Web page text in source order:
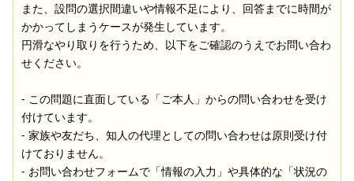
また、設問の選択間違いや情報不足により、回答までに時間が
かかってしまうケースが発生しています。
円滑なやり取りを行うため、以下をご確認のうえでお問い合わ
せください。
- この問題に直面している「ご本人」からの問い合わせを受け
付けています。
- 家族や友だち、知人の代理としての問い合わせは原則受け付
けておりません。
- お問い合わせフォームで「情報の入力」や具体的な「状況の